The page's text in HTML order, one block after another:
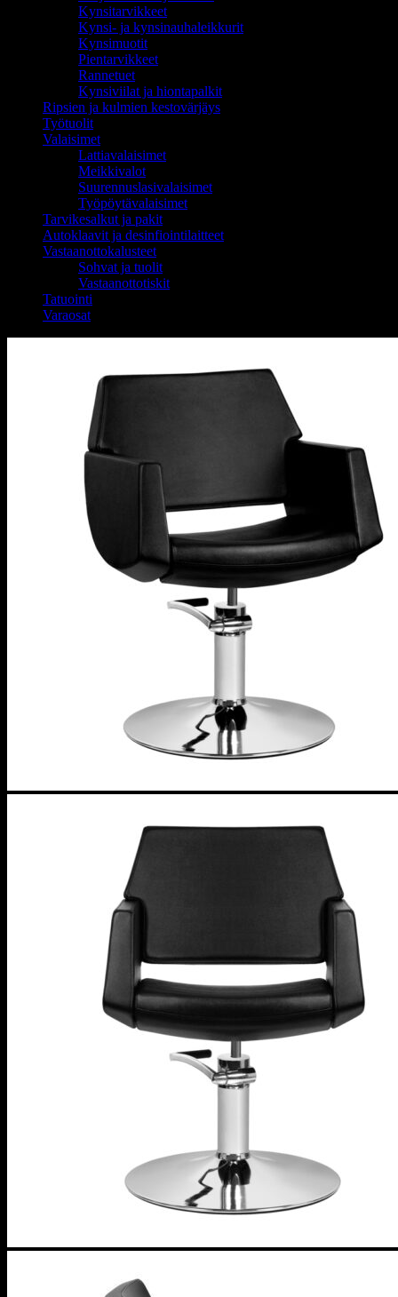
Kynsitarvikkeet
Kynsi- ja kynsinauhaleikkurit
Kynsimuotit
Pientarvikkeet
Rannetuet
Kynsiviilat ja hiontapalkit
Ripsien ja kulmien kestovärjäys
Työtuolit
Valaisimet
Lattiavalaisimet
Meikkivalot
Suurennuslasivalaisimet
Työpöytävalaisimet
Tarvikesalkut ja pakit
Autoklaavit ja desinfiointilaitteet
Vastaanottokalusteet
Sohvat ja tuolit
Vastaanottotiskit
Tatuointi
Varaosat